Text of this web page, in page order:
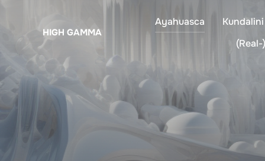
springen
HIGH GAMMA
Ayahuasca Kundalini